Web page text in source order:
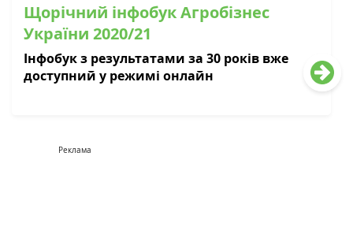
Щорічний інфобук Агробізнес
України 2020/21
Інфобук з результатами за 30 років вже
доступний у режимі онлайн
Реклама